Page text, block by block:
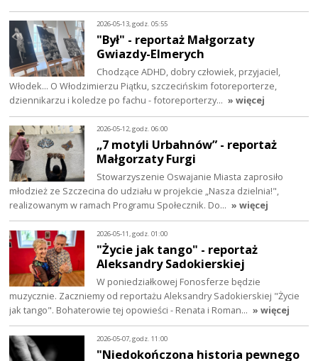
2026-05-13, godz. 05:55
"Był" - reportaż Małgorzaty
Gwiazdy-Elmerych
Chodzące ADHD, dobry człowiek, przyjaciel,
Włodek... O Włodzimierzu Piątku, szczecińskim fotoreporterze,
dziennikarzu i koledze po fachu - fotoreporterzy… » więcej
2026-05-12, godz. 06:00
„7 motyli Urbahnów” - reportaż
Małgorzaty Furgi
Stowarzyszenie Oswajanie Miasta zaprosiło
młodzież ze Szczecina do udziału w projekcie „Nasza dzielnia!",
realizowanym w ramach Programu Społecznik. Do… » więcej
2026-05-11, godz. 01:00
"Życie jak tango" - reportaż
Aleksandry Sadokierskiej
W poniedziałkowej Fonosferze będzie
muzycznie. Zaczniemy od reportażu Aleksandry Sadokierskiej "Życie
jak tango". Bohaterowie tej opowieści - Renata i Roman… » więcej
2026-05-07, godz. 11:00
"Niedokończona historia pewnego